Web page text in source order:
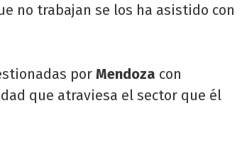
no trabajan se los ha asistido con
por Mendoza con
que atraviesa el sector que él